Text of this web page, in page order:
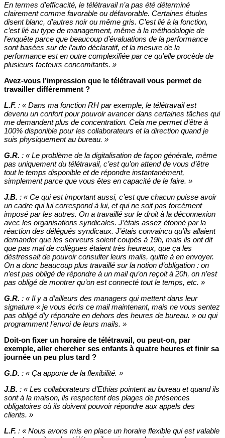
En termes d’efficacité, le télétravail n’a pas été déterminé
clairement comme favorable ou défavorable. Certaines études
disent blanc, d’autres noir ou même gris. C’est lié à la fonction,
c’est lié au type de management, même à la méthodologie de
l’enquête parce que beaucoup d’évaluations de la performance
sont basées sur de l’auto déclaratif, et la mesure de la
performance est en outre complexifiée par ce qu’elle procède de
plusieurs facteurs concomitants. »
Avez-vous l’impression que le télétravail vous permet de
travailler différemment ?
L.F. : « Dans ma fonction RH par exemple, le télétravail est
devenu un confort pour pouvoir avancer dans certaines tâches qui
me demandent plus de concentration. Cela me permet d’être à
100% disponible pour les collaborateurs et la direction quand je
suis physiquement au bureau. »
G.R. : « Le problème de la digitalisation de façon générale, même
pas uniquement du télétravail, c’est qu’on attend de vous d’être
tout le temps disponible et de répondre instantanément,
simplement parce que vous êtes en capacité de le faire. »
J.B. : « Ce qui est important aussi, c’est que chacun puisse avoir
un cadre qui lui correspond à lui, et qui ne soit pas forcément
imposé par les autres. On a travaillé sur le droit à la déconnexion
avec les organisations syndicales. J’étais assez étonné par la
réaction des délégués syndicaux. J’étais convaincu qu’ils allaient
demander que les serveurs soient coupés à 19h, mais ils ont dit
que pas mal de collègues étaient très heureux, que ça les
déstressait de pouvoir consulter leurs mails, quitte à en envoyer.
On a donc beaucoup plus travaillé sur la notion d’obligation : on
n’est pas obligé de répondre à un mail qu’on reçoit à 20h, on n’est
pas obligé de montrer qu’on est connecté tout le temps, etc. »
G.R. : « Il y a d’ailleurs des managers qui mettent dans leur
signature « je vous écris ce mail maintenant, mais ne vous sentez
pas obligé d’y répondre en dehors des heures de bureau. » ou qui
programment l’envoi de leurs mails. »
Doit-on fixer un horaire de télétravail, ou peut-on, par
exemple, aller chercher ses enfants à quatre heures et finir sa
journée un peu plus tard ?
G.D. : « Ça apporte de la flexibilité. »
J.B. : « Les collaborateurs d’Ethias pointent au bureau et quand ils
sont à la maison, ils respectent des plages de présences
obligatoires où ils doivent pouvoir répondre aux appels des
clients. »
L.F. : « Nous avons mis en place un horaire flexible qui est valable